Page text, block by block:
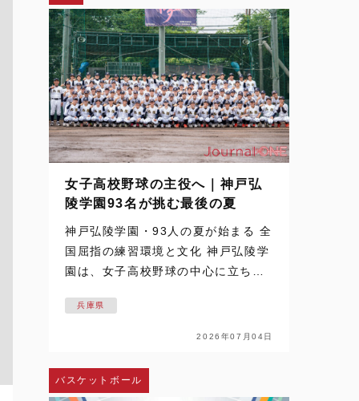
女子高校野球の主役へ｜神戸弘
陵学園93名が挑む最後の夏
神戸弘陵学園・93人の夏が始まる 全
国屈指の練習環境と文化 神戸弘陵学
園は、女子高校野球の中心に立ち続
の夏を追った取材は、梅雨空の下で
始まった。通常なら練習の中止や縮
し、神戸弘陵学園の…
兵庫県
2026年07月04日
バスケットボール